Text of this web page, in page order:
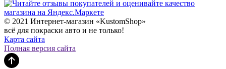
© 2021 Интернет-магазин «KustomShop»
всё для покраски авто и не только!
Карта сайта
Полная версия сайта